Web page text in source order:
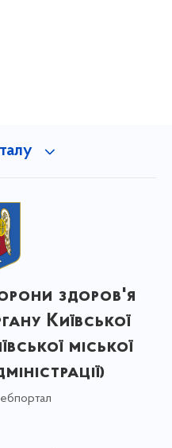
здоров'я
Київської
міської